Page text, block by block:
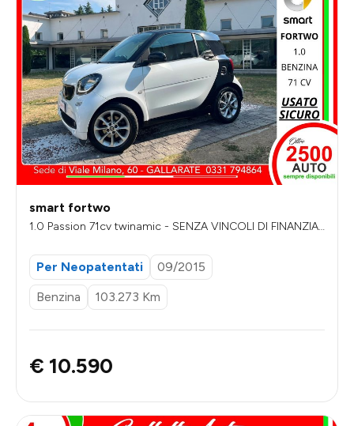
smart fortwo
1.0 Passion 71cv twinamic - SENZA VINCOLI DI FINANZIA
Per Neopatentati
09/2015
Benzina
103.273 Km
€ 10.590